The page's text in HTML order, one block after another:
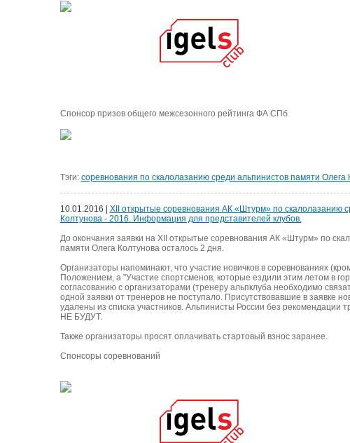
Спонсор призов общего межсезонного рейтинга ФА СПб
Тэги: соревнования по скалолазанию среди альпинистов памяти Олега
10.01.2016 | XII открытые соревнования АК «Штурм» по скалолазанию
Колтунова - 2016. Информация для представителей клубов.
До окончания заявки на XII открытые соревнования АК «Штурм» по
памяти Олега Колтунова осталось 2 дня.
Организаторы напоминают, что участие новичков в соревнованиях
Положением, а "Участие спортсменов, которые ездили этим летом в
согласованию с организаторами (тренеру альпклуба необходимо
одной заявки от тренеров не поступало. Присутствовавшие в заявке
удалены из списка участников. Альпинисты России без
НЕ БУДУТ.
Также организаторы просят оплачивать стартовый взнос заранее.
Спонсоры соревнований